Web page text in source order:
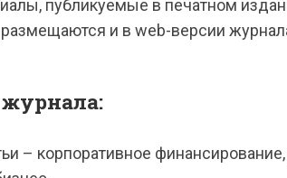
публикуемые в печатном
и в web-версии
– корпоративное